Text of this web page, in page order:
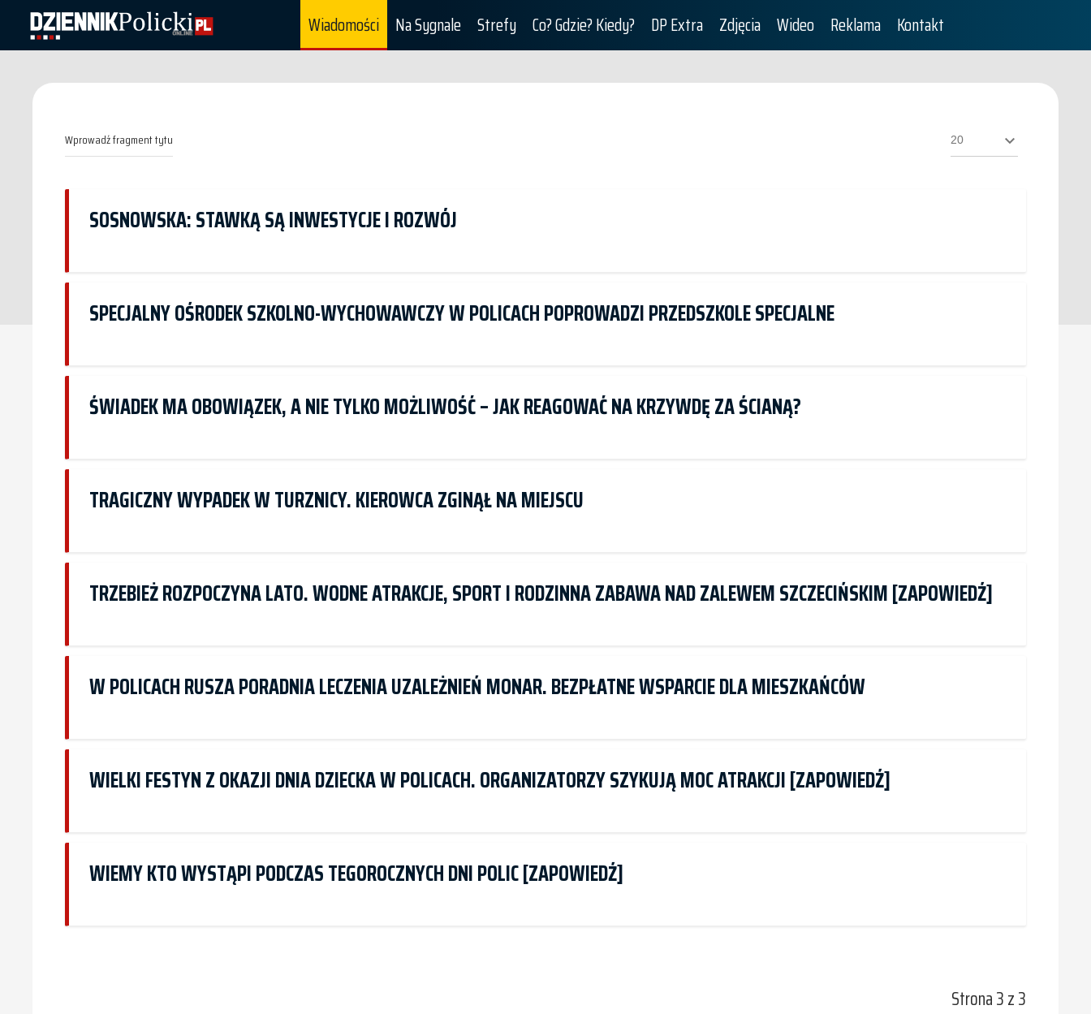
Wiadomości Na Sygnale Strefy Co? Gdzie? Kiedy? DP Extra Zdjęcia Wideo Reklama Kontakt
Wprowadź
fragment
Pokaż
#
SOSNOWSKA: STAWKĄ SĄ INWESTYCJE I ROZWÓJ
SPECJALNY OŚRODEK SZKOLNO-WYCHOWAWCZY W POLICACH POPROWADZI PRZEDSZKOLE SPECJALNE
ŚWIADEK MA OBOWIĄZEK, A NIE TYLKO MOŻLIWOŚĆ – JAK REAGOWAĆ NA KRZYWDĘ ZA ŚCIANĄ?
TRAGICZNY WYPADEK W TURZNICY. KIEROWCA ZGINĄŁ NA MIEJSCU
TRZEBIEŻ ROZPOCZYNA LATO. WODNE ATRAKCJE, SPORT I RODZINNA ZABAWA NAD ZALEWEM SZCZECIŃSKIM [ZAPOWIEDŹ]
W POLICACH RUSZA PORADNIA LECZENIA UZALEŻNIEŃ MONAR. BEZPŁATNE WSPARCIE DLA MIESZKAŃCÓW
WIELKI FESTYN Z OKAZJI DNIA DZIECKA W POLICACH. ORGANIZATORZY SZYKUJĄ MOC ATRAKCJI [ZAPOWIEDŹ]
WIEMY KTO WYSTĄPI PODCZAS TEGOROCZNYCH DNI POLIC [ZAPOWIEDŹ]
Strona 3 z 3